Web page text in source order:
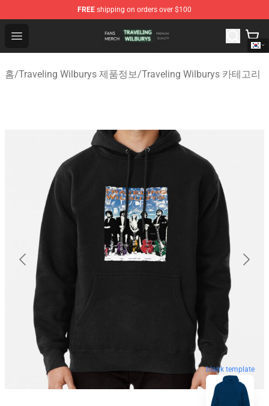
FREE shipping on orders over $100
Open menu
Traveling Wilburys Shop - Official Traveling Wilburys
홈/Traveling Wilburys 제품정보/Traveling Wilburys 카테고리
blank template